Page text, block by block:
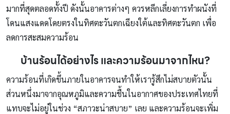
มากที่สุดตลอดทั้งปี ดังนั้นอาคารต่างๆ ควรหลีกเลี่ยงการทำผนังที่
โดนแสงแดดโดยตรงในทิศตะวันตกเฉียงใต้และทิศตะวันตก เพื่อ
ลดการสะสมความร้อน
บ้านร้อนได้อย่างไร และความร้อนมาจากไหน?
ความร้อนที่เกิดขึ้นภายในอาคารจนทำให้เรารู้สึกไม่สบายตัวนั้น
ส่วนหนึ่งมาจากอุณหภูมิและความชื้นในอากาศของประเทศไทยที่
แทบจะไม่อยู่ในช่วง “สภาวะน่าสบาย” เลย และความร้อนจะเพิ่ม